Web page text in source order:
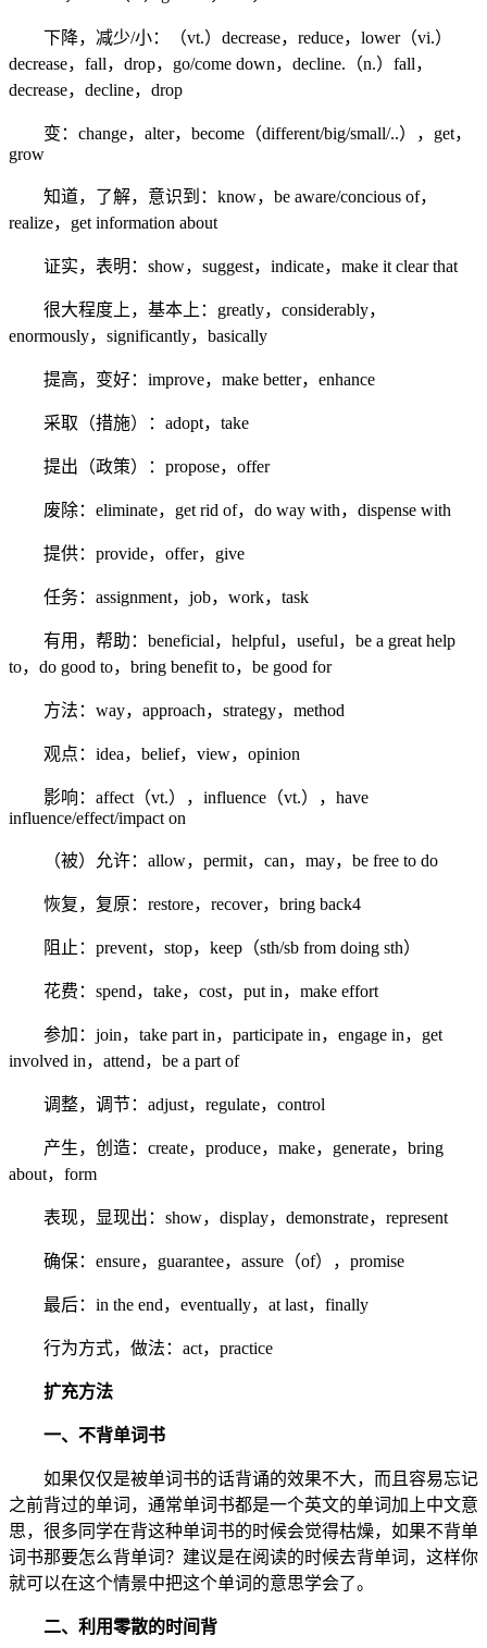
下降，减少/小：（vt.）decrease，reduce，lower（vi.）
decrease，fall，drop，go/come down，decline.（n.）fall，
decrease，decline，drop
变：change，alter，become（different/big/small/..），get，
grow
知道，了解，意识到：know，be aware/concious of，
realize，get information about
证实，表明：show，suggest，indicate，make it clear that
很大程度上，基本上：greatly，considerably，
enormously，significantly，basically
提高，变好：improve，make better，enhance
采取（措施）：adopt，take
提出（政策）：propose，offer
废除：eliminate，get rid of，do way with，dispense with
提供：provide，offer，give
任务：assignment，job，work，task
有用，帮助：beneficial，helpful，useful，be a great help
to，do good to，bring benefit to，be good for
方法：way，approach，strategy，method
观点：idea，belief，view，opinion
影响：affect（vt.），influence（vt.），have
influence/effect/impact on
（被）允许：allow，permit，can，may，be free to do
恢复，复原：restore，recover，bring back4
阻止：prevent，stop，keep（sth/sb from doing sth）
花费：spend，take，cost，put in，make effort
参加：join，take part in，participate in，engage in，get
involved in，attend，be a part of
调整，调节：adjust，regulate，control
产生，创造：create，produce，make，generate，bring
about，form
表现，显现出：show，display，demonstrate，represent
确保：ensure，guarantee，assure（of），promise
最后：in the end，eventually，at last，finally
行为方式，做法：act，practice
扩充方法
一、不背单词书
如果仅仅是被单词书的话背诵的效果不大，而且容易忘记
之前背过的单词，通常单词书都是一个英文的单词加上中文意
思，很多同学在背这种单词书的时候会觉得枯燥，如果不背单
词书那要怎么背单词？建议是在阅读的时候去背单词，这样你
就可以在这个情景中把这个单词的意思学会了。
二、利用零散的时间背